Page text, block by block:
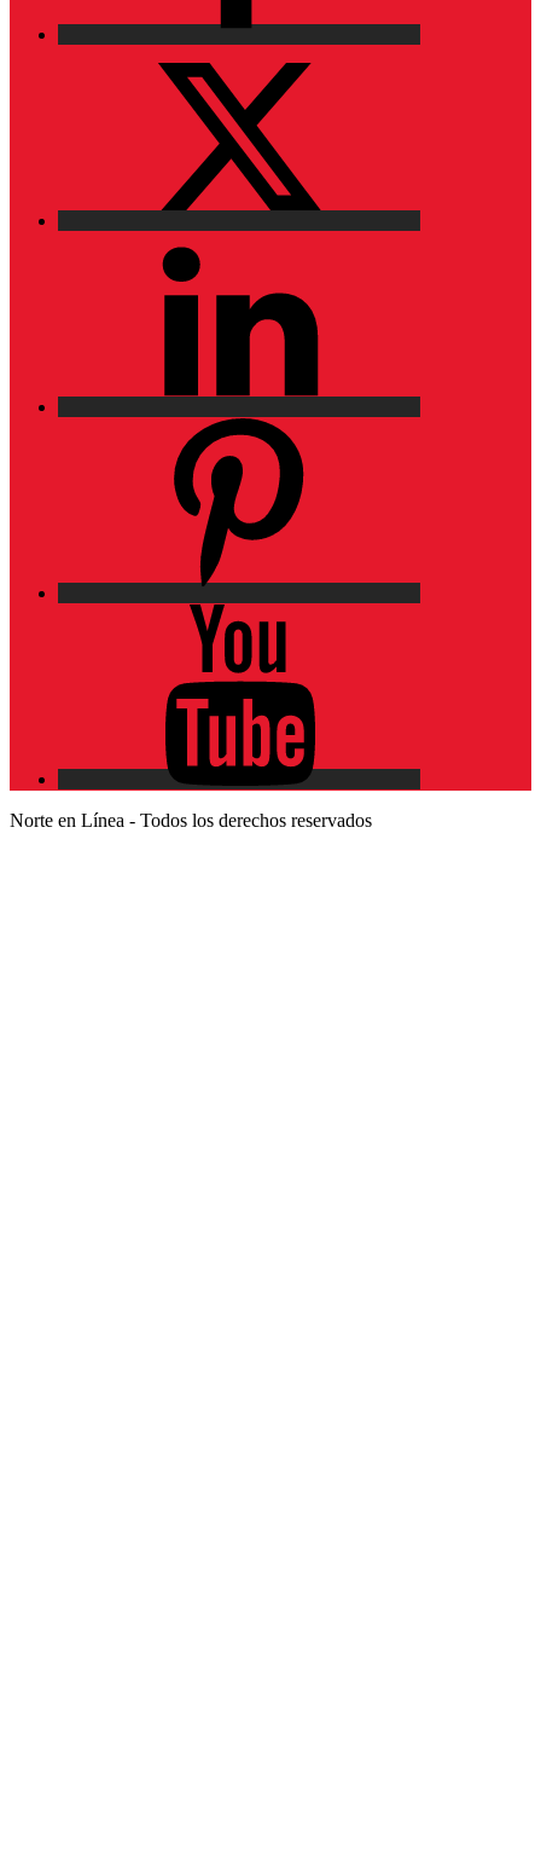
Norte en Línea - Todos los derechos reservados